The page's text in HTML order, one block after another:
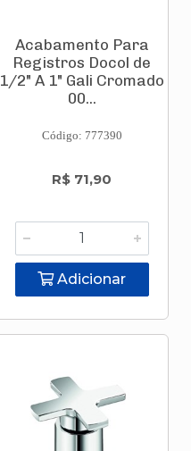
Acabamento Para
Registros Docol de
1/2" A 1" Gali Cromado
00...
Código: 777390
R$ 71,90
Adicionar